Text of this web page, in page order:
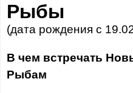
Рыбы
(дата рождения с
В чем встречать
Рыбам